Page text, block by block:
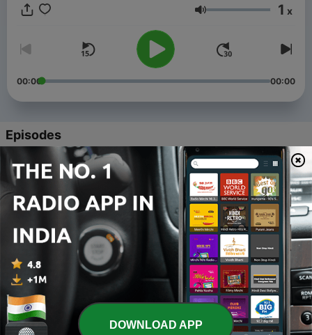
Volume 1 x
00:00 00:00
Episodes
5 - Inovações da década: anos 10 e 20
24 Dec 2019
4 - Produto é o Novo Marketing?
21 Nov 2019
3
Como Fabricar Opiniões: mídias sociais e regimes
de verdade
29 Oct 2019
2 - O Futuro da Voz: dos negócios a nossas vidas
15 Oct 2019 DOWNLOAD APP